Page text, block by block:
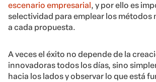
escenario empresarial , y por ello es
selectividad para emplear los métodos
a cada propuesta.
A veces el éxito no depende de la
innovadoras todos los días, sino
hacia los lados y observar lo que está